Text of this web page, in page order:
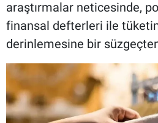
araştırmalar neticesinde,
finansal defterleri ile
derinlemesine bir